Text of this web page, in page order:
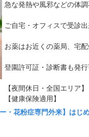
急な発熱や風邪などの体調
ご自宅・オフィスで受診
お薬はお近くの薬局、宅
登園許可証・診断書も発
【夜間休日・全国エリア】
【健康保険適用】
ー・花粉症専門外来】はじ